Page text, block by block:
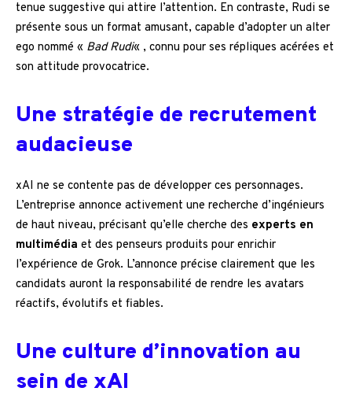
tenue suggestive qui attire l’attention. En contraste, Rudi se
présente sous un format amusant, capable d’adopter un alter
ego nommé « Bad Rudi« , connu pour ses répliques acérées et
son attitude provocatrice.
Une stratégie de recrutement
audacieuse
xAI ne se contente pas de développer ces personnages.
L’entreprise annonce activement une recherche d’ingénieurs
de haut niveau, précisant qu’elle cherche des experts en
multimédia et des penseurs produits pour enrichir
l’expérience de Grok. L’annonce précise clairement que les
candidats auront la responsabilité de rendre les avatars
réactifs, évolutifs et fiables.
Une culture d’innovation au
sein de xAI